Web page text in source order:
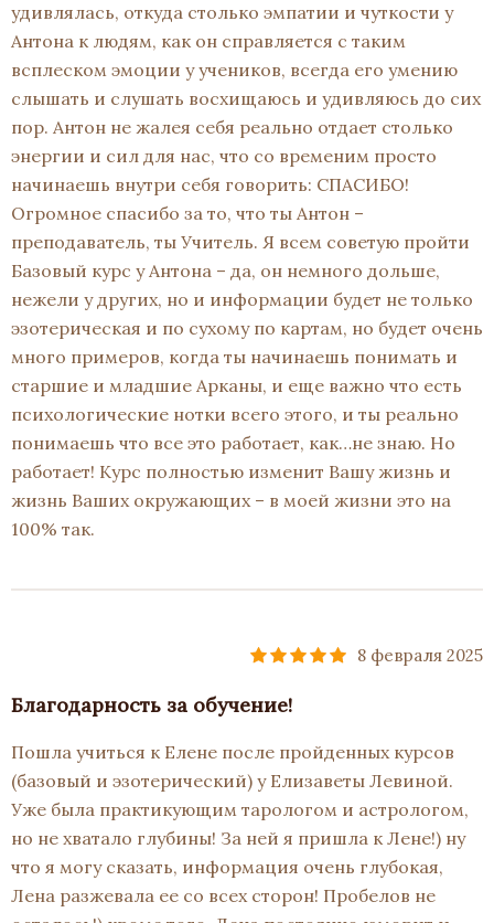
удивлялась, откуда столько эмпатии и чуткости у
Антона к людям, как он справляется с таким
всплеском эмоции у учеников, всегда его умению
слышать и слушать восхищаюсь и удивляюсь до сих
пор. Антон не жалея себя реально отдает столько
энергии и сил для нас, что со временим просто
начинаешь внутри себя говорить: СПАСИБО!
Огромное спасибо за то, что ты Антон –
преподаватель, ты Учитель. Я всем советую пройти
Базовый курс у Антона – да, он немного дольше,
нежели у других, но и информации будет не только
эзотерическая и по сухому по картам, но будет очень
много примеров, когда ты начинаешь понимать и
старшие и младшие Арканы, и еще важно что есть
психологические нотки всего этого, и ты реально
понимаешь что все это работает, как…не знаю. Но
работает! Курс полностью изменит Вашу жизнь и
жизнь Ваших окружающих – в моей жизни это на
100% так.
8 февраля 2025
Благодарность за обучение!
Пошла учиться к Елене после пройденных курсов
(базовый и эзотерический) у Елизаветы Левиной.
Уже была практикующим тарологом и астрологом,
но не хватало глубины! За ней я пришла к Лене!) ну
что я могу сказать, информация очень глубокая,
Лена разжевала ее со всех сторон! Пробелов не